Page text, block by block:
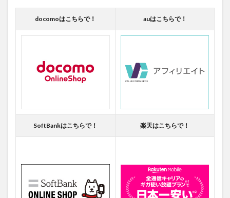
docomoはこちらで！ auはこちらで！
SoftBankはこちらで！ 楽天はこちらで！